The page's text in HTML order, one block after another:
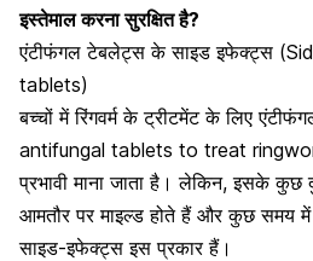
इस्तेमाल करना सुरक्षित है?
एंटीफंगल टेबलेट्स के साइड इफेक्ट्स
tablets)
बच्चों में रिंगवर्म के ट्रीटमेंट के लिए
antifungal tablets to treat
प्रभावी माना जाता है। लेकिन, इसके कुछ
आमतौर पर माइल्ड होते हैं और कुछ समय
साइड-इफेक्ट्स इस प्रकार हैं।